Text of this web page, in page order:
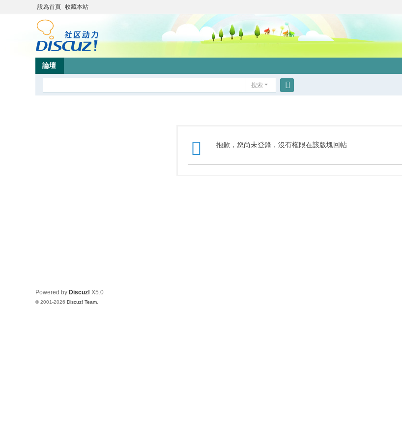
設為首頁 收藏本站
論壇
搜索
抱歉，您尚未登錄，沒有權限在該版塊回帖
Powered by Discuz! X5.0
© 2001-2026 Discuz! Team